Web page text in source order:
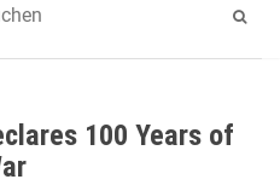
100 Years of